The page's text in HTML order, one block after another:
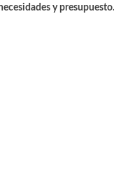
y presupuesto.